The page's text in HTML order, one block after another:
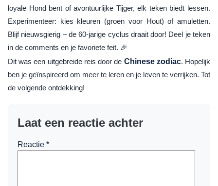
loyale Hond bent of avontuurlijke Tijger, elk teken biedt lessen.
Experimenteer: kies kleuren (groen voor Hout) of amuletten.
Blijf nieuwsgierig – de 60-jarige cyclus draait door! Deel je teken
in de comments en je favoriete feit. 🎉
Dit was een uitgebreide reis door de Chinese zodiac. Hopelijk
ben je geïnspireerd om meer te leren en je leven te verrijken. Tot
de volgende ontdekking!
Laat een reactie achter
Reactie *